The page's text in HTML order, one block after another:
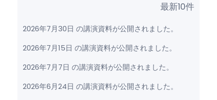
最新10件
2026年7月30日 の講演資料が公開されました。
2026年7月15日 の講演資料が公開されました。
2026年7月7日 の講演資料が公開されました。
2026年6月24日 の講演資料が公開されました。